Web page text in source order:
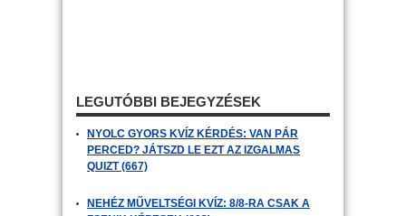
LEGUTÓBBI BEJEGYZÉSEK
NYOLC GYORS KVÍZ KÉRDÉS: VAN PÁR
PERCED? JÁTSZD LE EZT AZ IZGALMAS
QUIZT (667)
NEHÉZ MŰVELTSÉGI KVÍZ: 8/8-RA CSAK A